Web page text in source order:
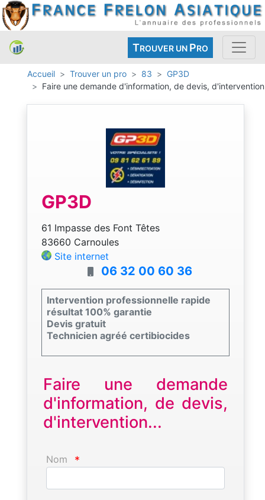
TROUVER UN PRO
Accueil Trouver un pro 83
GP3D
Faire une demande d'information, de devis, d'intervention
GP3D
61 Impasse des Font Têtes
83660 Carnoules
Site internet
06 32 00 60 36
Intervention professionnelle rapide
résultat 100% garantie
Devis gratuit
Technicien agréé certibiocides
Faire une demande
d'information, de devis,
d'intervention...
Nom *